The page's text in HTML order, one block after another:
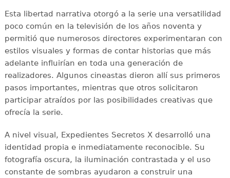
Esta libertad narrativa otorgó a la serie una versatilidad
poco común en la televisión de los años noventa y
permitió que numerosos directores experimentaran con
estilos visuales y formas de contar historias que más
adelante influirían en toda una generación de
realizadores. Algunos cineastas dieron allí sus primeros
pasos importantes, mientras que otros solicitaron
participar atraídos por las posibilidades creativas que
ofrecía la serie.
A nivel visual, Expedientes Secretos X desarrolló una
identidad propia e inmediatamente reconocible. Su
fotografía oscura, la iluminación contrastada y el uso
constante de sombras ayudaron a construir una